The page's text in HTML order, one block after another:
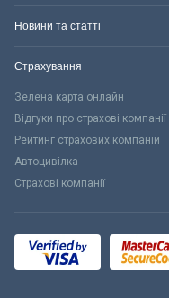
Новини та статті
Страхування
Зелена карта онлайн
Відгуки про страхові компанії
Рейтинг страхових компаній
Автоцивілка
Страхові компанії